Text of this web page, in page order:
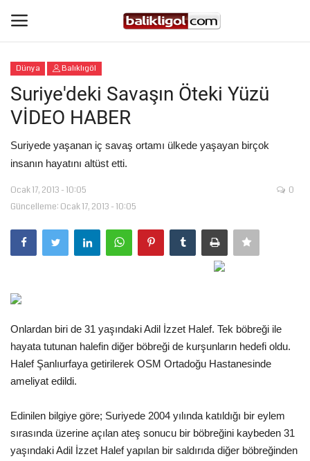
Giriş Yap
Anasayfa
Köşe Yazıları
Şanlıurfa
Eğitim
Spor
Gündem
Tekno Bilim
Galeriler
Dünya Balıklıgöl
Suriye'deki Savaşın Öteki Yüzü
VİDEO HABER
Suriyede yaşanan iç savaş ortamı ülkede yaşayan birçok
insanın hayatını altüst etti.
Ocak 17, 2013 - 10:05
Güncelleme: Ocak 17, 2013 - 10:05
0
Onlardan biri de 31 yaşındaki Adil İzzet Halef. Tek böbreği ile
hayata tutunan halefin diğer böbreği de kurşunların hedefi oldu.
Halef Şanlıurfaya getirilerek OSM Ortadoğu Hastanesinde
ameliyat edildi.
Edinilen bilgiye göre; Suriyede 2004 yılında katıldığı bir eylem
sırasında üzerine açılan ateş sonucu bir böbreğini kaybeden 31
yaşındaki Adil İzzet Halef yapılan bir saldırıda diğer böbreğinden